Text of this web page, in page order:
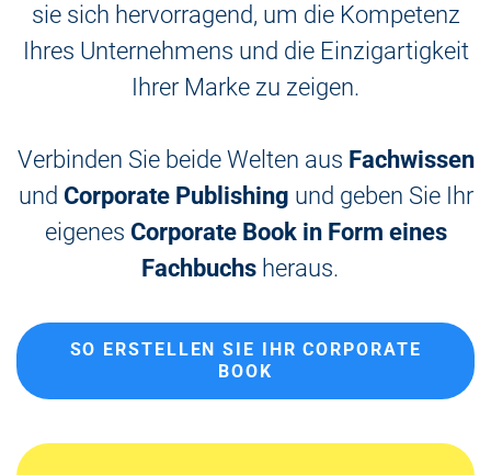
sie sich hervorragend, um die Kompetenz
Ihres Unternehmens und die Einzigartigkeit
Ihrer Marke zu zeigen.
Verbinden Sie beide Welten aus Fachwissen
und Corporate Publishing und geben Sie Ihr
eigenes Corporate Book in Form eines
Fachbuchs
SO ERSTELLEN SIE IHR CORPORATE
BOOK